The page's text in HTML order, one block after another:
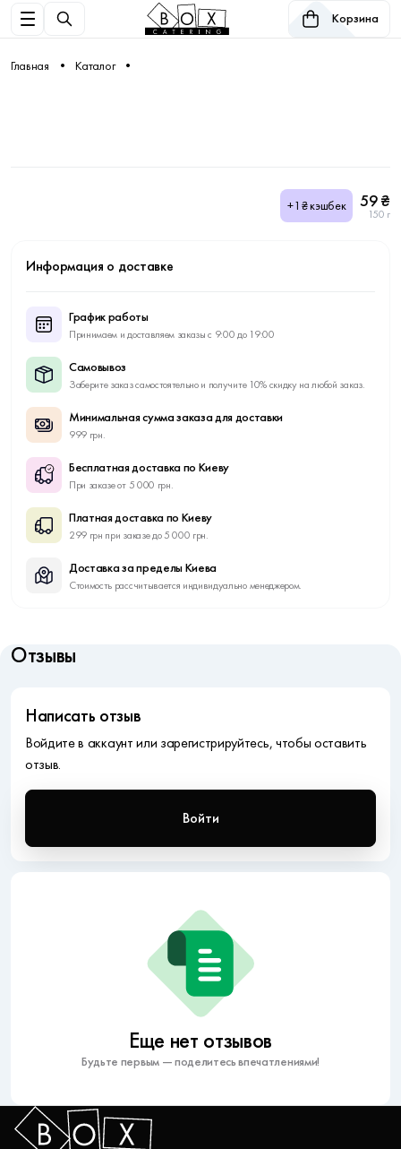
Корзина
Главная Каталог
+1₴ кэшбек 59 ₴
150 г
Информация о доставке
График работы
Принимаем и доставляем заказы с 9:00 до 19:00
Самовывоз
Заберите заказ самостоятельно и получите 10% скидку на любой заказ.
Минимальная сумма заказа для доставки
999 грн.
Бесплатная доставка по Киеву
При заказе от 5 000 грн.
Платная доставка по Киеву
299 грн при заказе до 5 000 грн.
Доставка за пределы Киева
Стоимость рассчитывается индивидуально менеджером.
Отзывы
Еще нет отзывов
Будьте первым — поделитесь впечатлениями!
Написать отзыв
Войдите в аккаунт или зарегистрируйтесь, чтобы оставить
отзыв.
Войти